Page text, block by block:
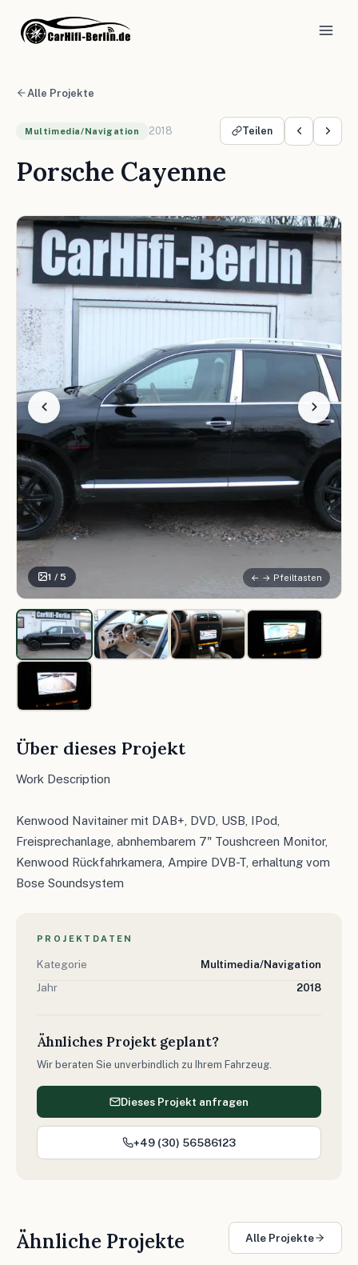
Alle Projekte
Multimedia/Navigation 2018 Teilen
Porsche Cayenne
1 / 5 ← → Pfeiltasten
Über dieses Projekt
Work Description
Kenwood Navitainer mit DAB+, DVD, USB, IPod,
Freisprechanlage, abnhembarem 7" Toushcreen Monitor,
Kenwood Rückfahrkamera, Ampire DVB-T, erhaltung vom
Bose Soundsystem
PROJEKTDATEN
Kategorie
Multimedia/Navigation
Jahr
2018
Ähnliches Projekt geplant?
Wir beraten Sie unverbindlich zu Ihrem Fahrzeug.
Dieses Projekt anfragen
+49 (30) 56586123
Ähnliche Projekte Alle Projekte